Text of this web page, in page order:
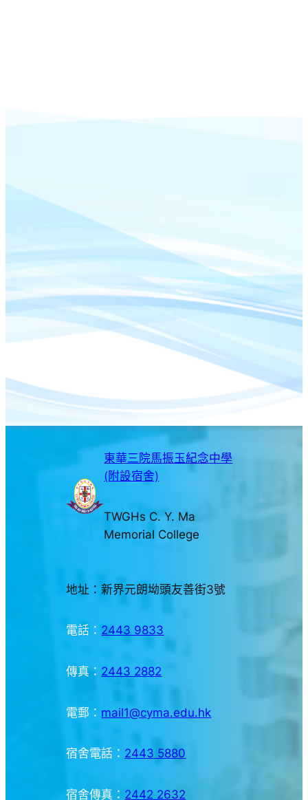
東華三院馬振玉紀念中學
(附設宿舍)
TWGHs C. Y. Ma
Memorial College
地址：新界元朗坳頭友善街3號
電話： 2443 9833
傳真： 2443 2882
電郵： mail1@cyma.edu.hk
宿舍電話： 2443 5880
宿舍傳真： 2442 2632